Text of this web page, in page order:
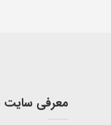
معرفی سایت